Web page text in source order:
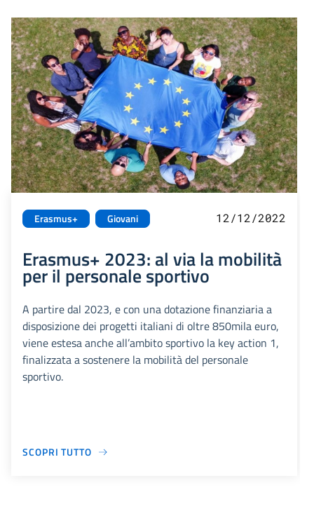
Erasmus+ Giovani 12/12/2022
Erasmus+ 2023: al via la mobilità
per il personale sportivo
A partire dal 2023, e con una dotazione finanziaria a
disposizione dei progetti italiani di oltre 850mila euro,
viene estesa anche all’ambito sportivo la key action 1,
finalizzata a sostenere la mobilità del personale
sportivo.
SCOPRI TUTTO